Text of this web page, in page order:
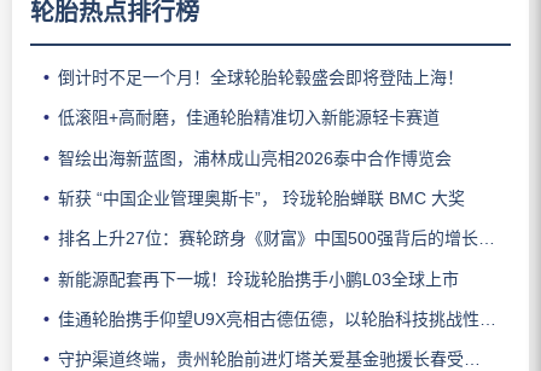
轮胎热点排行榜
倒计时不足一个月！全球轮胎轮毂盛会即将登陆上海！
低滚阻+高耐磨，佳通轮胎精准切入新能源轻卡赛道
智绘出海新蓝图，浦林成山亮相2026泰中合作博览会
斩获 “中国企业管理奥斯卡”， 玲珑轮胎蝉联 BMC 大奖
排名上升27位：赛轮跻身《财富》中国500强背后的增长逻辑
新能源配套再下一城！玲珑轮胎携手小鹏L03全球上市
佳通轮胎携手仰望U9X亮相古德伍德，以轮胎科技挑战性能边界
守护渠道终端，贵州轮胎前进灯塔关爱基金驰援长春受灾门店